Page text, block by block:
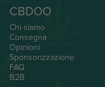
CBDOO
Chi siamo
Consegna
Opinioni
Sponsorizzazione
FAQ
B2B